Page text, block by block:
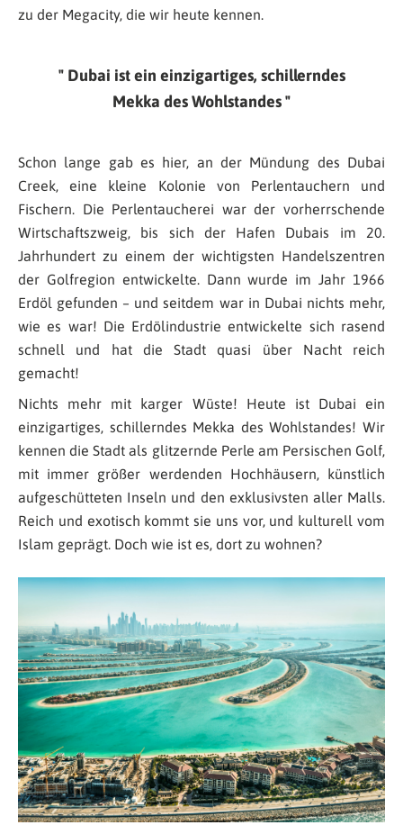
zu der Megacity, die wir heute kennen.
Dubai ist ein einzigartiges, schillerndes
Mekka des Wohlstandes
Schon lange gab es hier, an der Mündung des Dubai
Creek, eine kleine Kolonie von Perlentauchern und
Fischern. Die Perlentaucherei war der vorherrschende
Wirtschaftszweig, bis sich der Hafen Dubais im 20.
Jahrhundert zu einem der wichtigsten Handelszentren
der Golfregion entwickelte. Dann wurde im Jahr 1966
Erdöl gefunden – und seitdem war in Dubai nichts mehr,
wie es war! Die Erdölindustrie entwickelte sich rasend
schnell und hat die Stadt quasi über Nacht reich
gemacht!
Nichts mehr mit karger Wüste! Heute ist Dubai ein
einzigartiges, schillerndes Mekka des Wohlstandes! Wir
kennen die Stadt als glitzernde Perle am Persischen Golf,
mit immer größer werdenden Hochhäusern, künstlich
aufgeschütteten Inseln und den exklusivsten aller Malls.
Reich und exotisch kommt sie uns vor, und kulturell vom
Islam geprägt. Doch wie ist es, dort zu wohnen?